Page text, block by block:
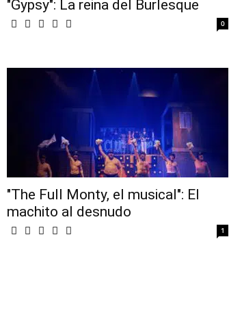
"Gypsy": La reina del Burlesque
0
"The Full Monty, el musical": El
machito al desnudo
1